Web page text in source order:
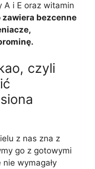
A i E oraz witamin
bezcenne
czyli
z nas zna z
go z gotowymi
wymagały